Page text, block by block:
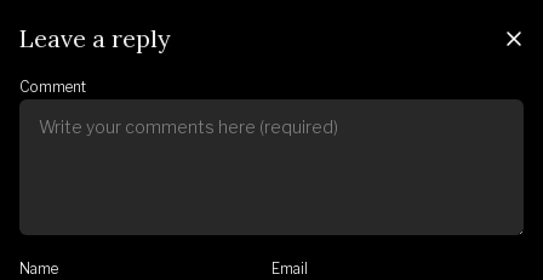
Leave a reply
Comment
Name Email